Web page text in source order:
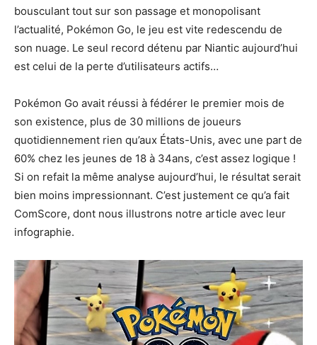
bousculant tout sur son passage et monopolisant
l’actualité, Pokémon Go, le jeu est vite redescendu de
son nuage. Le seul record détenu par Niantic aujourd’hui
est celui de la perte d’utilisateurs actifs…
Pokémon Go avait réussi à fédérer le premier mois de
son existence, plus de 30 millions de joueurs
quotidiennement rien qu’aux États-Unis, avec une part de
60% chez les jeunes de 18 à 34ans, c’est assez logique !
Si on refait la même analyse aujourd’hui, le résultat serait
bien moins impressionnant. C’est justement ce qu’a fait
ComScore, dont nous illustrons notre article avec leur
infographie.